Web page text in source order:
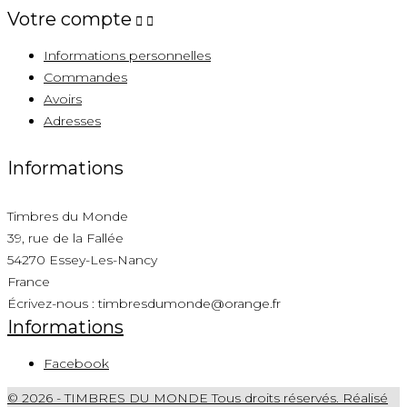
Votre compte  
Informations personnelles
Commandes
Avoirs
Adresses
Informations
Timbres du Monde
39, rue de la Fallée
54270 Essey-Les-Nancy
France
Écrivez-nous :timbresdumonde@orange.fr
Informations
Facebook
© 2026 - TIMBRES DU MONDE Tous droits réservés. Réalisé